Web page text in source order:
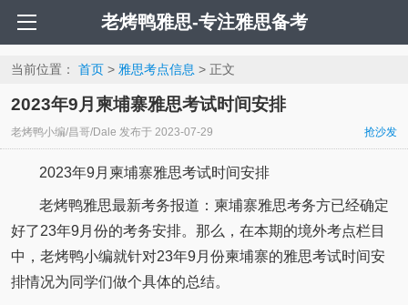
老烤鸭雅思-专注雅思备考
当前位置： 首页> 雅思考点信息 > 正文
2023年9月柬埔寨雅思考试时间安排
老烤鸭小编/昌哥/Dale 发布于 2023-07-29 抢沙发
2023年9月柬埔寨雅思考试时间安排
老烤鸭雅思最新考务报道：柬埔寨雅思考务方已经确定
好了23年9月份的考务安排。那么，在本期的境外考点栏目
中，老烤鸭小编就针对23年9月份柬埔寨的雅思考试时间安
排情况为同学们做个具体的总结。